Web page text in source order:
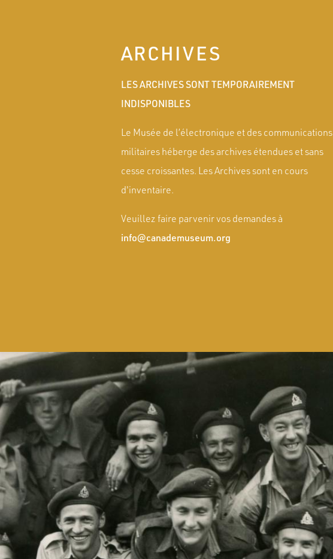
ARCHIVES
LES ARCHIVES SONT TEMPORAIREMENT
INDISPONIBLES
Le Musée de l’électronique et des communications
militaires héberge des archives étendues et sans
cesse croissantes. Les Archives sont en cours
d'inventaire.
Veuillez faire parvenir vos demandes à
info@canademuseum.org